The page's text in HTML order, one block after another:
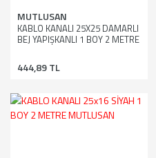
MUTLUSAN
KABLO KANALI 25X25 DAMARLI
BEJ YAPIŞKANLI 1 BOY 2 METRE
444,89 TL